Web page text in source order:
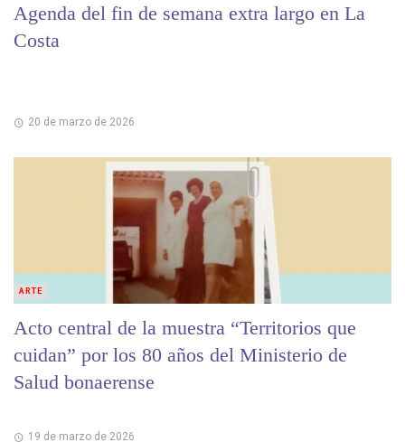
Agenda del fin de semana extra largo en La
Costa
20 de marzo de 2026
Acto central de la muestra “Territorios que
cuidan” por los 80 años del Ministerio de
Salud bonaerense
19 de marzo de 2026
ARTE